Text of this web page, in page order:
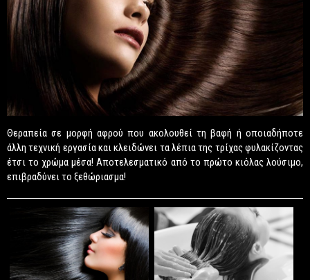
Θεραπεία σε μορφή αφρού που ακολουθεί τη βαφή ή οποιαδήποτε
άλλη τεχνική εργασία και κλειδώνει τα λέπια της τρίχας φυλακίζοντας
έτσι το χρώμα μέσα! Αποτελεσματικό από το πρώτο κιόλας λούσιμο,
επιβραδύνει το ξεθώριασμα!